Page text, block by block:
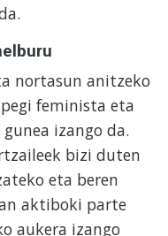
nortasun anitzeko
feminista eta
izango da.
bizi duten
eta beren
aktiboki parte
aukera izango